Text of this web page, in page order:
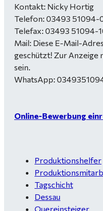
Kontakt: Nicky Hortig
Telefon: 03493 51094-
Telefax: 03493 51094-
Mail: Diese E-Mail-
geschützt! Zur Anzeige
sein.
WhatsApp:
Online-Bewerbung
Produktionshelfer
Tagschicht
Dessau
Quereinsteiger